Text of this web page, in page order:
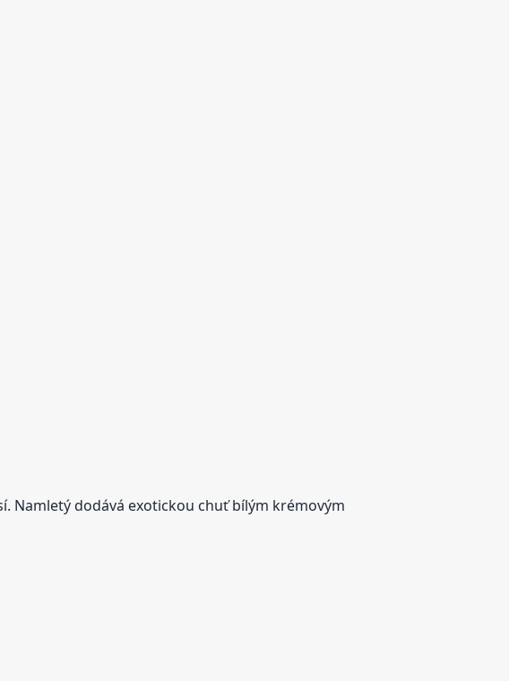
Namletý dodává exotickou chuť bílým krémovým